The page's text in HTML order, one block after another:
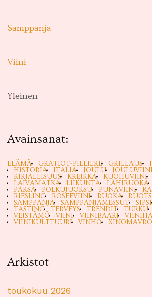
Samppanja
Viini
Yleinen
Avainsanat:
ELÄMÄ GRATIOT-PILLIERE GRILLAUS
HISTORIA
ITALIA JOULU JOULUVIINI
KIRJALLISUUS
KREIKKA KUOHUVIINI
LAIVAMATKA
LIIKUNTA LÄHIRUOKA
PARSA
POLKUJUOKSU PUNAVIINI
RIESLING
ROSEEVIINI RUOKA
SAMPPANJA
SAMPPANJAMESSUT SIPSI
TASTING
TERVEYS TRENDIT TURKU
VEISTÄMÖ
VIINI VIINIBAARI
VIINIKULTTUURI
VINHO XINOMAVRO
Arkistot
toukokuu 2026